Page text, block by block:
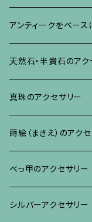
ネックレス、その他
イヤリング、ピアス
ネックレス、ペンダント
ブレスレット、バングル
ブローチ
イヤリング・ピアス
ネックレス・ペンダント
リング
ブレスレット・バングル
アンティークをベー
ブローチ
イヤリング・ピアス
ネックレス、ペンダント
ブレスレット、その他
天然石・半貴石のアク
ブローチ
イヤリング・ピアス
ネックレス、ペンダント
リング
真珠のアクセサリー
ブローチ
イヤリング・ピアス
ネックレス、ペンダント
蒔絵（まきえ）のアク
べっ甲に蒔絵のアクセ
ブローチ
真珠に蒔絵のアクセサ
べっ甲のアクセサリー
ブローチ
シルバーアクセサリー